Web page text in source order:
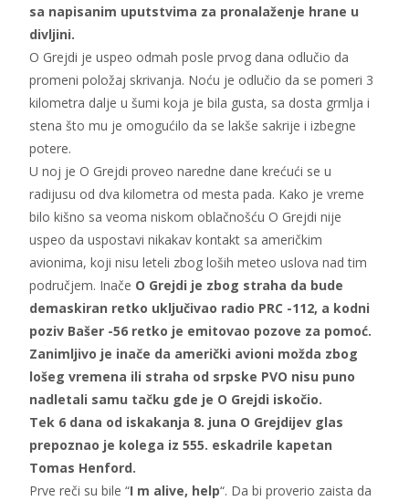
sa napisanim uputstvima za pronalaženje hrane u
divljini.
O Grejdi je uspeo odmah posle prvog dana odlučio da
promeni položaj skrivanja. Noću je odlučio da se pomeri 3
kilometra dalje u šumi koja je bila gusta, sa dosta grmlja i
stena što mu je omogućilo da se lakše sakrije i izbegne
potere.
U noj je O Grejdi proveo naredne dane krećući se u
radijusu od dva kilometra od mesta pada. Kako je vreme
bilo kišno sa veoma niskom oblačnošću O Grejdi nije
uspeo da uspostavi nikakav kontakt sa američkim
avionima, koji nisu leteli zbog loših meteo uslova nad tim
područjem. Inače O Grejdi je zbog straha da bude
demaskiran retko uključivao radio PRC -112, a kodni
poziv Bašer -56 retko je emitovao pozove za pomoć.
Zanimljivo je inače da američki avioni možda zbog
lošeg vremena ili straha od srpske PVO nisu puno
nadletali samu tačku gde je O Grejdi iskočio.
Tek 6 dana od iskakanja 8. juna O Grejdijev glas
prepoznao je kolega iz 555. eskadrile kapetan
Tomas Henford.
Prve reči su bile “I m alive, help“. Da bi proverio zaista da